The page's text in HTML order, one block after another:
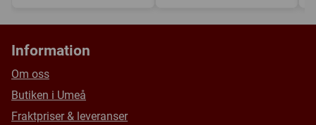
Information
Om oss
Butiken i Umeå
Fraktpriser & leveranser